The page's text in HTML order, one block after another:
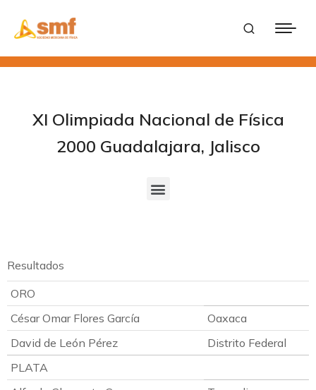
XI Olimpiada Nacional de Física
2000 Guadalajara, Jalisco
Resultados
ORO
César Omar Flores García
Oaxaca
David de León Pérez
Distrito Federal
PLATA